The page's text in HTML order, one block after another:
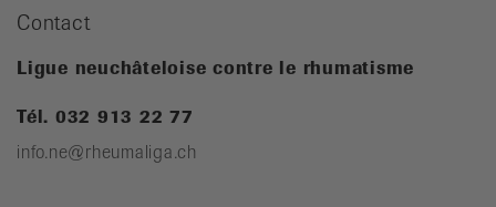
Contact
Ligue neuchâteloise contre le rhumatisme
Tél. 032 913 22 77
info.ne@rheumaliga.ch